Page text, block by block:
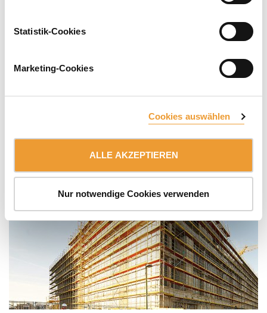
Statistik-Cookies
Marketing-Cookies
Cookies auswählen
ALLE AKZEPTIEREN
Nur notwendige Cookies verwenden